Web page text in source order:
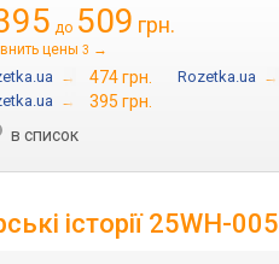
до 509 грн.
цены 3 →
→ 474 грн. Rozetka.ua →
→
395 грн.
в список
історії 25WH-005